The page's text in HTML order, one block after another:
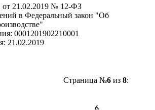
от 21.02.2019 № 12-ФЗ
в Федеральный закон "Об
0001201902210001
21.02.2019
Страница №6из 8: